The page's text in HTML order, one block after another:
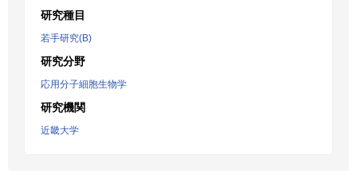
研究種目
若手研究(B)
研究分野
応用分子細胞生物学
研究機関
近畿大学